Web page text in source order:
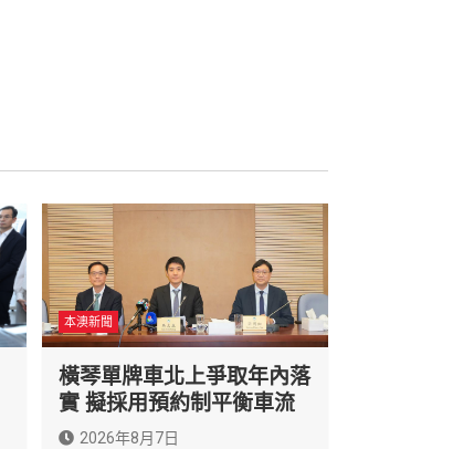
本澳新聞
橫琴單牌車北上爭取年內落
實 擬採用預約制平衡車流
2026年8月7日